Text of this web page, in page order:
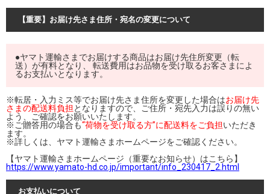
【重要】お届け先さま住所・宛名の変更について
●ヤマト運輸さまでお届けする商品はお届け先住所変更（転
送）が有料となり、 転送費用はお品物を受け取るお客さまによ
るお支払いとなります。
※転居・入力ミス等でお届け先さま住所を変更した場合はお届け先
さまの配送料負担 となりますので、ご住所・宛先入力は誤りの無い
よう、ご確認をお願いいたします。
※ご贈答用の場合も“荷物を受け取る方”に配送料をご負担いただき
ます。
※詳しくは、ヤマト運輸さまホームページをご確認ください。
【ヤマト運輸さまホームページ（重要なお知らせ）はこちら】
https://www.yamato-hd.co.jp/important/info_230417_2.html
お支払いについて